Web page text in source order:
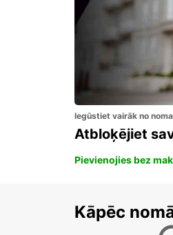
Iegūstiet vairāk no
Atbloķējiet
Pievienojies bez
Kāpēc